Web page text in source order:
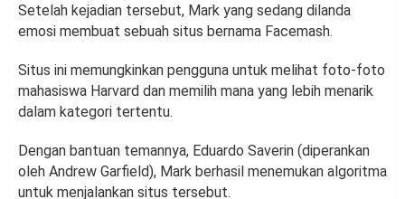
Setelah kejadian tersebut, Mark yang sedang dilanda
emosi membuat sebuah situs bernama Facemash.
Situs ini memungkinkan pengguna untuk melihat foto-foto
mahasiswa Harvard dan memilih mana yang lebih menarik
dalam kategori tertentu.
Dengan bantuan temannya, Eduardo Saverin (diperankan
oleh Andrew Garfield), Mark berhasil menemukan algoritma
untuk menjalankan situs tersebut.